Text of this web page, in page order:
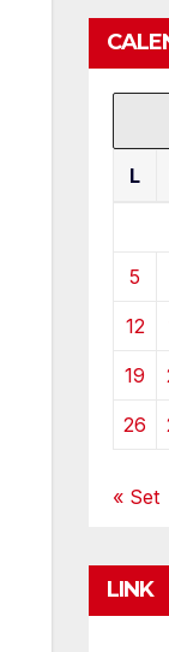
L
5
12
19
26
« Set
LINK